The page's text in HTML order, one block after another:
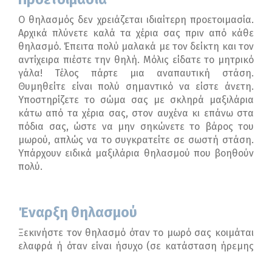
Ο θηλασμός δεν χρειάζεται ιδιαίτερη προετοιμασία.
Αρχικά πλύνετε καλά τα χέρια σας πριν από κάθε
θηλασμό. Έπειτα πολύ μαλακά με τον δείκτη και τον
αντίχειρα πιέστε την θηλή. Μόλις είδατε το μητρικό
γάλα! Τέλος πάρτε μια αναπαυτική στάση.
Θυμηθείτε είναι πολύ σημαντικό να είστε άνετη.
Υποστηρίζετε το σώμα σας με σκληρά μαξιλάρια
κάτω από τα χέρια σας, στον αυχένα κι επάνω στα
πόδια σας, ώστε να μην σηκώνετε το βάρος του
μωρού, απλώς να το συγκρατείτε σε σωστή στάση.
Υπάρχουν ειδικά μαξιλάρια θηλασμού που βοηθούν
πολύ.
Έναρξη θηλασμού
Ξεκινήστε τον θηλασμό όταν το μωρό σας κοιμάται
ελαφρά ή όταν είναι ήσυχο (σε κατάσταση ήρεμης